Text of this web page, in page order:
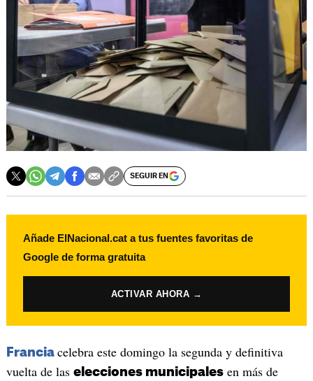
SEGUIR EN
Añade ElNacional.cat a tus fuentes favoritas de
Google de forma gratuita
ACTIVAR AHORA →
Francia celebra este domingo la segunda y definitiva
vuelta de las elecciones municipalesen más de